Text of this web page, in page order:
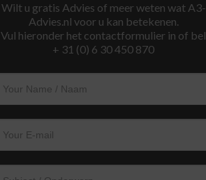
Wilt u gratis Advies of meer weten wat A3-
Advies.nl voor u kan betekenen.
Vul hieronder het contactformulier in of bel
+ 31 (0) 6 30 450 870